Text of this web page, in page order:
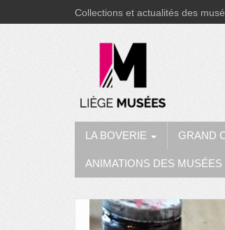
Collections et actualités des
LA BOVERIE GRAND
ANIMATIONS DES MUSÉES